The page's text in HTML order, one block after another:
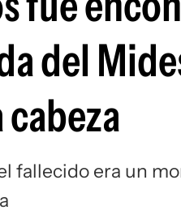
del
fallecido era un